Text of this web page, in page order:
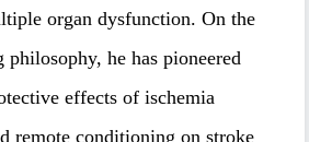
organ dysfunction. On the
he has pioneered
effects of ischemia
remote conditioning on stroke